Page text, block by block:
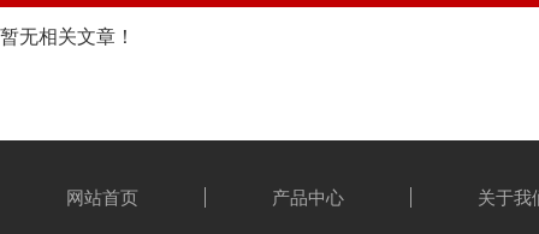
暂无相关文章！
网站首页 产品中心 关于我